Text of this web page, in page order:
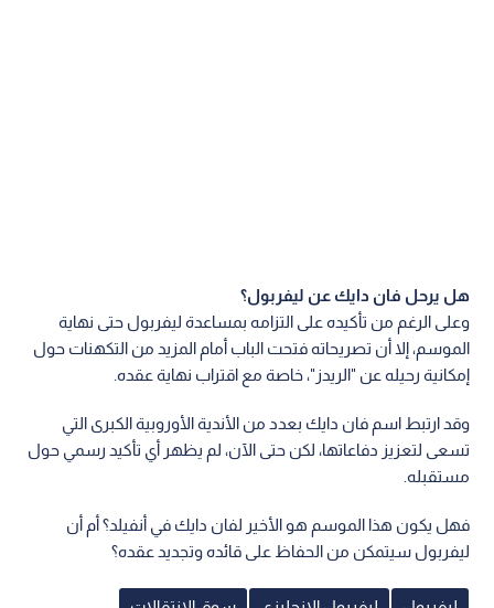
هل يرحل فان دايك عن ليفربول؟
وعلى الرغم من تأكيده على التزامه بمساعدة ليفربول حتى نهاية
الموسم، إلا أن تصريحاته فتحت الباب أمام المزيد من التكهنات حول
إمكانية رحيله عن "الريدز"، خاصة مع اقتراب نهاية عقده.
وقد ارتبط اسم فان دايك بعدد من الأندية الأوروبية الكبرى التي
تسعى لتعزيز دفاعاتها، لكن حتى الآن، لم يظهر أي تأكيد رسمي حول
مستقبله.
فهل يكون هذا الموسم هو الأخير لفان دايك في أنفيلد؟ أم أن
ليفربول سيتمكن من الحفاظ على قائده وتجديد عقده؟